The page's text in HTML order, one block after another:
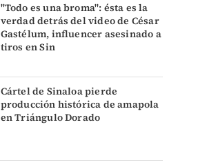
"Todo es una broma": ésta es la
verdad detrás del video de César
Gastélum, influencer asesinado a
tiros en Sin
Cártel de Sinaloa pierde
producción histórica de amapola
en Triángulo Dorado